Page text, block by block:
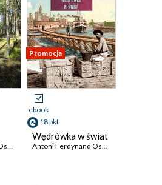
Antoni Ferdynand Ossendowski
Promocja
ebook
18 pkt
Wędrówka w świat
Antoni Ferdynand Ossendowski